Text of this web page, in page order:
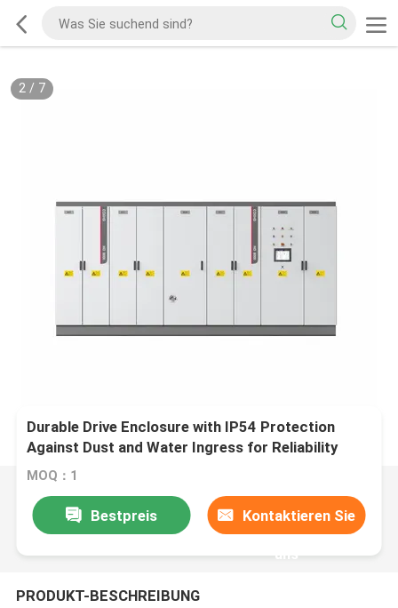
2/ 7
Durable Drive Enclosure with IP54 Protection
Against Dust and Water Ingress for Reliability
MOQ：1
Bestpreis Kontaktieren Sie
uns
PRODUKT-BESCHREIBUNG